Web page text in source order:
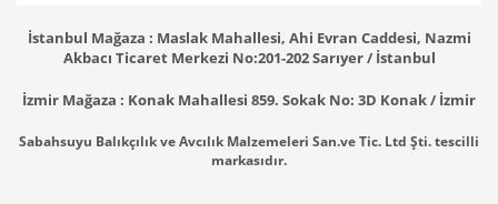
İstanbul Mağaza : Maslak Mahallesi, Ahi Evran Caddesi, Nazmi
Akbacı Ticaret Merkezi No:201-202 Sarıyer / İstanbul
İzmir Mağaza : Konak Mahallesi 859. Sokak No: 3D Konak / İzmir
Sabahsuyu Balıkçılık ve Avcılık Malzemeleri San.ve Tic. Ltd Şti. tescilli
markasıdır.